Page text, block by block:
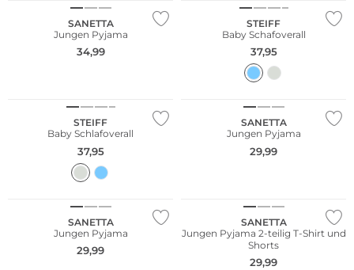
SANETTA
Jungen Pyjama
34,99
STEIFF
Baby Schafoverall
37,95
STEIFF
Baby Schlafoverall
37,95
SANETTA
Jungen Pyjama
29,99
SANETTA
Jungen Pyjama
29,99
SANETTA
Jungen Pyjama 2-teilig T-Shirt und
Shorts
29,99